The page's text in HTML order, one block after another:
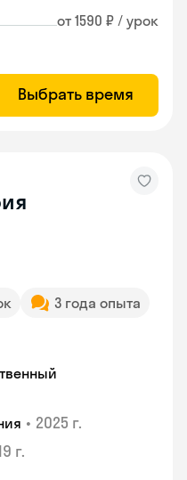
от 1590 ₽ / урок
Выбрать время
3 года опыта
• 2025 г.
г.